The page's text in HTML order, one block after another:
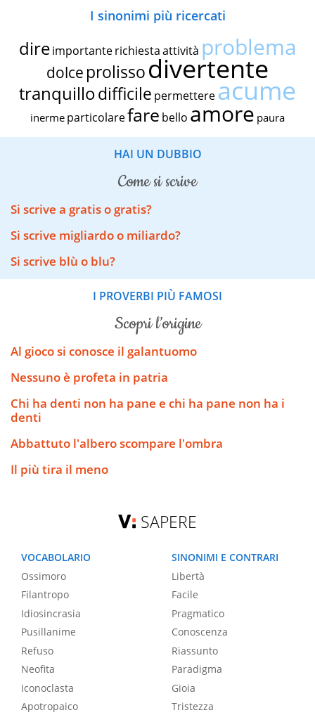
I sinonimi più ricercati
dire importante richiestaattività problema
dolce prolissodivertente
tranquillodifficile permettereacume
inerme particolarefare bello amore paura
HAI UN DUBBIO
come si scrive
Si scrive a gratis o gratis?
Si scrive migliardo o miliardo?
Si scrive blù o blu?
I PROVERBI PIÙ FAMOSI
scopri l’origine
Al gioco si conosce il galantuomo
Nessuno è profeta in patria
Chi ha denti non ha pane e chi ha pane non ha i
denti
Abbattuto l'albero scompare l'ombra
Il più tira il meno
SAPERE
VOCABOLARIO
Ossimoro
Filantropo
Idiosincrasia
Pusillanime
Refuso
Neofita
Iconoclasta
Apotropaico
SINONIMI E CONTRARI
Libertà
Facile
Pragmatico
Conoscenza
Riassunto
Paradigma
Gioia
Tristezza